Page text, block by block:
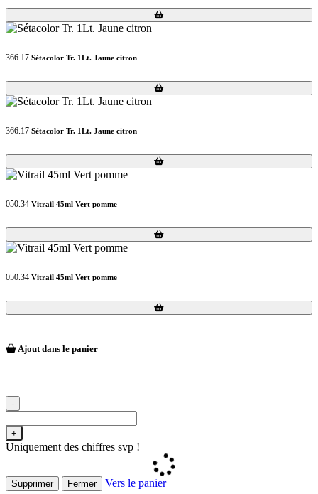
Loading...
Loading...
366.17 Sétacolor Tr. 1Lt. Jaune citron
Loading...
Loading...
366.17 Sétacolor Tr. 1Lt. Jaune citron
Loading...
Loading...
050.34 Vitrail 45ml Vert pomme
Loading...
Loading...
050.34 Vitrail 45ml Vert pomme
Loading...
Loading...
Ajout dans le panier
-
+
Uniquement des chiffres svp !
Supprimer Fermer Vers le panier